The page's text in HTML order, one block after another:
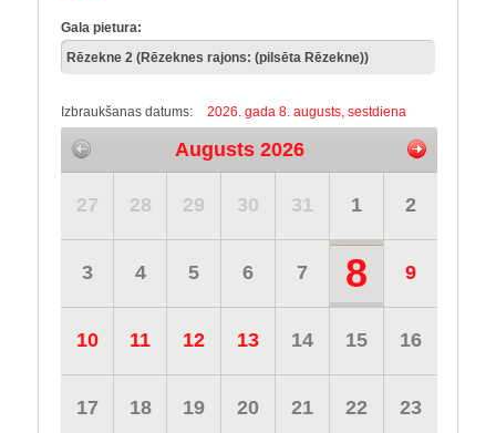
Gala pietura:
Izbraukšanas datums: 2026. gada 8. augusts, sestdiena
Augusts 2026
27 28 29 30 31 1 2
3 4 5 6 7 8 9
10 11 12 13 14 15 16
17 18 19 20 21 22 23